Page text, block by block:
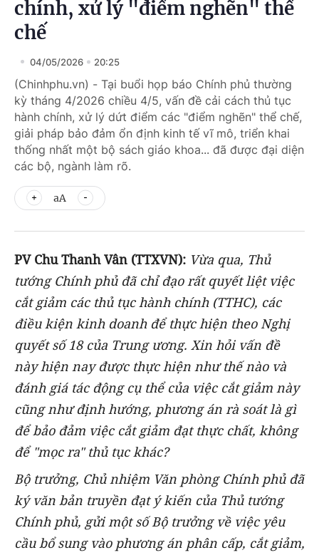
chính, xử lý "điểm nghẽn" thể
chế
04/05/2026 20:25
(Chinhphu.vn) - Tại buổi họp báo Chính phủ thường
kỳ tháng 4/2026 chiều 4/5, vấn đề cải cách thủ tục
hành chính, xử lý dứt điểm các "điểm nghẽn" thể chế,
giải pháp bảo đảm ổn định kinh tế vĩ mô, triển khai
thống nhất một bộ sách giáo khoa... đã được đại diện
các bộ, ngành làm rõ.
aA
PVChu Thanh Vân (TTXVN): Vừa qua, Thủ
tướng Chính phủ đã chỉ đạo rất quyết liệt việc
cắt giảm các thủ tục hành chính (TTHC), các
điều kiện kinh doanh để thực hiện theo Nghị
quyết số 18 của Trung ương. Xin hỏi vấn đề
này hiện nay được thực hiện như thế nào và
đánh giá tác động cụ thể của việc cắt giảm này
cũng như định hướng, phương án rà soát là gì
để bảo đảm việc cắt giảm đạt thực chất, không
để "mọc ra" thủ tục khác?
Bộ trưởng, Chủ nhiệm Văn phòng Chính phủ đã
ký văn bản truyền đạt ý kiến của Thủ tướng
Chính phủ, gửi một số Bộ trưởng về việc yêu
cầu bổ sung vào phương án phân cấp, cắt giảm,